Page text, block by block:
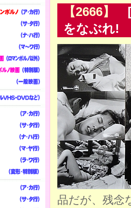
【2666】
[
をなぶれ!
品だが、残念